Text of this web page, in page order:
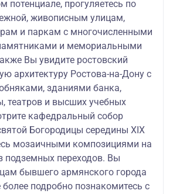
потенциале, прогуляетесь по
живописным улицам,
и паркам с многочисленными
и мемориальными
Вы увидите ростовский
архитектуру Ростова-на-Дону с
зданиями банка,
театров и высших учебных
кафедральный собор
Богородицы середины XIX
мозаичными композициями на
подземных переходов. Вы
бывшего армянского города
более подробно познакомитесь с